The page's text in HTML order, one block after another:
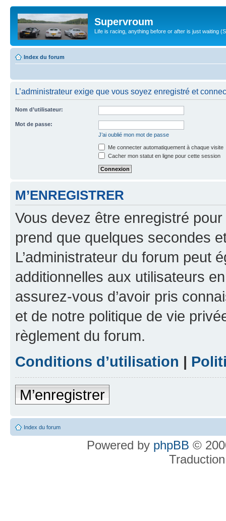
Supervroum
Life is racing, anything before or after is just waiting
Index du forum
L’administrateur exige que vous soyez enregistré et
Nom d’utilisateur:
Mot de passe:
J’ai oublié mon mot de passe
Me connecter automatiquement à chaque visite
Cacher mon statut en ligne pour cette session
M’ENREGISTRER
Vous devez être enregistré
prend que quelques secondes
L’administrateur du forum peut
additionnelles aux utilisateurs
assurez-vous d’avoir pris
et de notre politique de vie
règlement du forum.
Conditions d’utilisation |
M’enregistrer
Index du forum
Powered by phpBB ©